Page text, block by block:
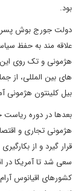
بود.
علاقه مند به حفظ
هژمونی و تک روی
های بین المللی، از
بیل کلینتون هژمونی
هژمونی تجاری و
قرار گیرد و از
سعی شد تا آمریکا در
کشورهای اقیانوس